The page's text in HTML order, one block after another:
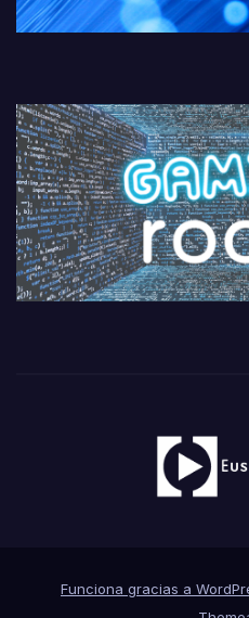
Funciona gracias a